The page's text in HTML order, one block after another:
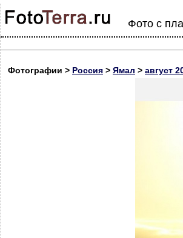
Фото с
Фотографии > Россия > Ямал > август